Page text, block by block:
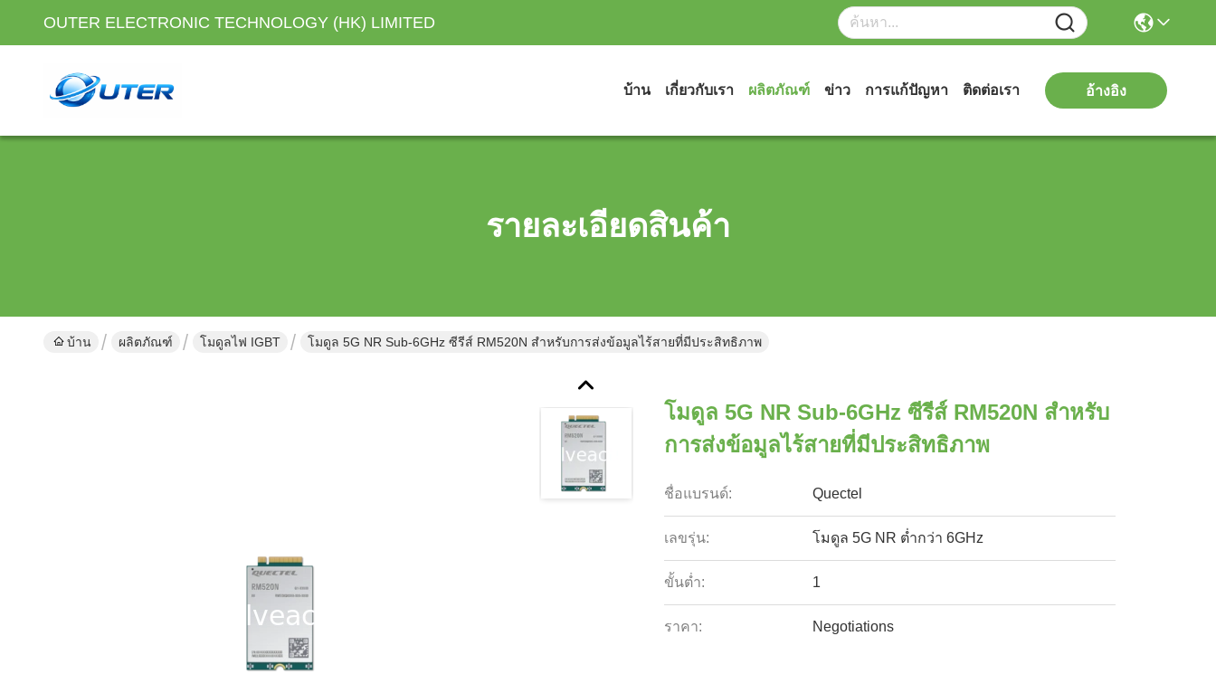
OUTER ELECTRONIC TECHNOLOGY (HK) LIMITED
บ้าน เกี่ยวกับเรา ผลิตภัณฑ์ ข่าว การแก้ปัญหา ติดต่อเรา อ้างอิง
รายละเอียดสินค้า
บ้าน ผลิตภัณฑ์ โมดูลไฟ IGBT โมดูล 5G NR Sub-6GHz ซีรีส์ RM520N สำหรับการส่งข้อมูลไร้สายที่มีประสิทธิภาพ
โมดูล 5G NR Sub-6GHz ซีรีส์ RM520N สำหรับ
การส่งข้อมูลไร้สายที่มีประสิทธิภาพ
ชื่อแบรนด์: Quectel
เลขรุ่น: โมดูล 5G NR ต่ำกว่า 6GHz
ขั้นต่ำ: 1
ราคา: Negotiations